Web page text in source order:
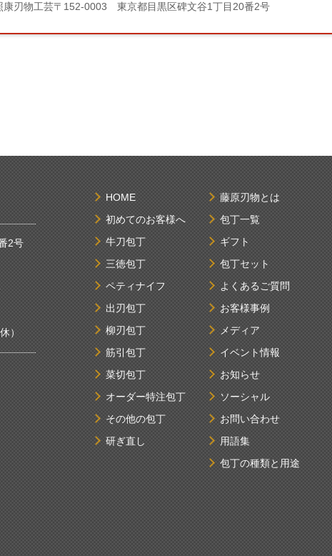
刃物工芸〒152-0003 東京都目黒区碑文谷1丁目20番2号
2号
）
HOME
初めてのお客様へ
牛刀包丁
三徳包丁
ペティナイフ
出刃包丁
柳刃包丁
筋引包丁
菜切包丁
オーダー特注包丁
その他の包丁
研ぎ直し
藤原刃物とは
包丁一覧
ギフト
包丁セット
よくあるご質問
お客様事例
メディア
イベント情報
お知らせ
ソーシャル
お問い合わせ
用語集
包丁の種類と用途